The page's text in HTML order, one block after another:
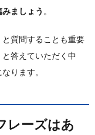
ましょう 。
質問することも重要
答えていただく中
ります。